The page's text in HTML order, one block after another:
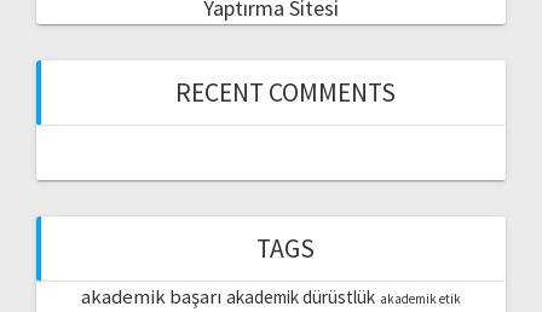
Yaptırma Sitesi
RECENT COMMENTS
TAGS
akademik başarı akademik dürüstlük akademik etik